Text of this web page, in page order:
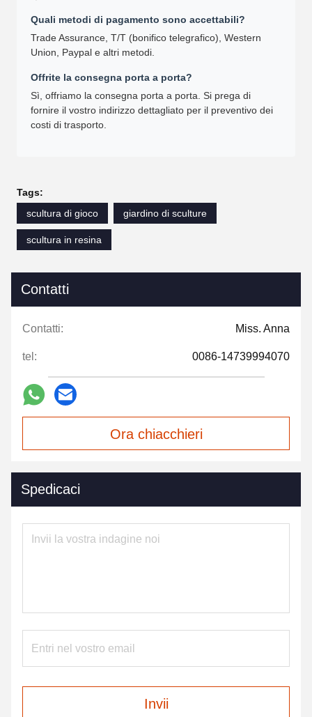
Quali metodi di pagamento sono accettabili?
Trade Assurance, T/T (bonifico telegrafico), Western
Union, Paypal e altri metodi.
Offrite la consegna porta a porta?
Sì, offriamo la consegna porta a porta. Si prega di
fornire il vostro indirizzo dettagliato per il preventivo dei
costi di trasporto.
Tags:
scultura di gioco
giardino di sculture
scultura in resina
Contatti
Contatti: Miss. Anna
tel: 0086-14739994070
Ora chiacchieri
Spedicaci
Invii